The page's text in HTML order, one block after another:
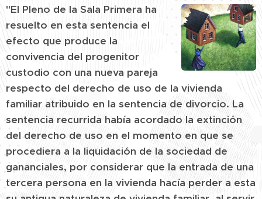
"El Pleno de la Sala Primera ha
resuelto en esta sentencia el
efecto que produce la
convivencia del progenitor
custodio con una nueva pareja
respecto del derecho de uso de la vivienda
familiar atribuido en la sentencia de divorcio. La
sentencia recurrida había acordado la extinción
del derecho de uso en el momento en que se
procediera a la liquidación de la sociedad de
gananciales, por considerar que la entrada de una
tercera persona en la vivienda hacía perder a esta